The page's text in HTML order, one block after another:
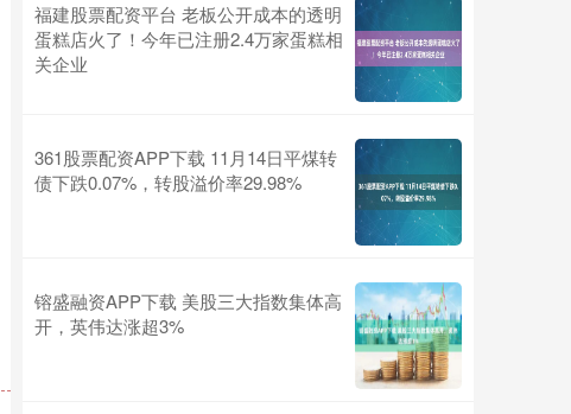
福建股票配资平台 老板公开成本的透明
蛋糕店火了！今年已注册2.4万家蛋糕相
关企业
361股票配资APP下载 11月14日平煤转
债下跌0.07%，转股溢价率29.98%
镕盛融资APP下载 美股三大指数集体高
开，英伟达涨超3%